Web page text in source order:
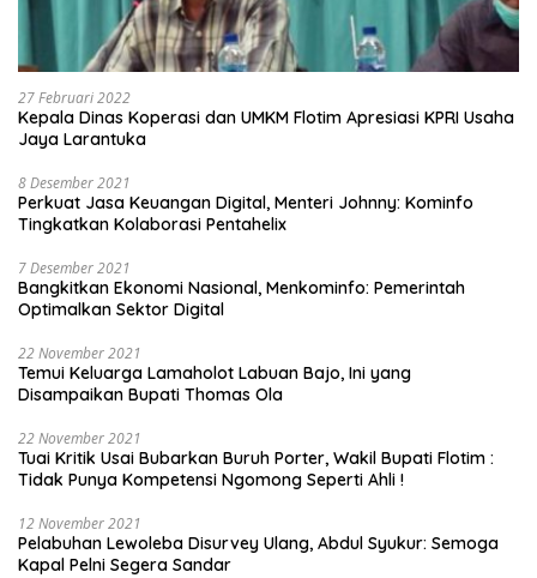
27 Februari 2022
Kepala Dinas Koperasi dan UMKM Flotim Apresiasi KPRI Usaha
Jaya Larantuka
8 Desember 2021
Perkuat Jasa Keuangan Digital, Menteri Johnny: Kominfo
Tingkatkan Kolaborasi Pentahelix
7 Desember 2021
Bangkitkan Ekonomi Nasional, Menkominfo: Pemerintah
Optimalkan Sektor Digital
22 November 2021
Temui Keluarga Lamaholot Labuan Bajo, Ini yang
Disampaikan Bupati Thomas Ola
22 November 2021
Tuai Kritik Usai Bubarkan Buruh Porter, Wakil Bupati Flotim :
Tidak Punya Kompetensi Ngomong Seperti Ahli !
12 November 2021
Pelabuhan Lewoleba Disurvey Ulang, Abdul Syukur: Semoga
Kapal Pelni Segera Sandar